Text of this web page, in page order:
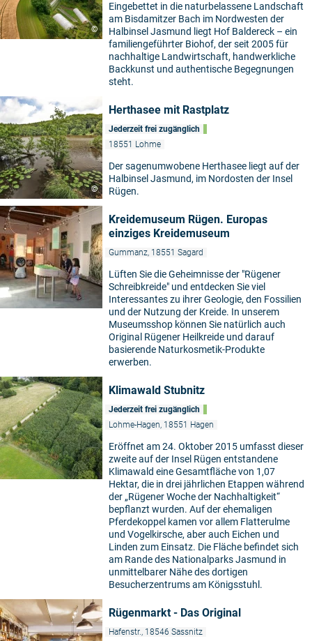
©
Eingebettet in die naturbelassene Landschaft
am Bisdamitzer Bach im Nordwesten der
Halbinsel Jasmund liegt Hof Baldereck – ein
familiengeführter Biohof, der seit 2005 für
nachhaltige Landwirtschaft, handwerkliche
Backkunst und authentische Begegnungen
steht.
©
Herthasee mit Rastplatz
Jederzeit frei zugänglich
18551 Lohme
Der sagenumwobene Herthasee liegt auf der
Halbinsel Jasmund, im Nordosten der Insel
Rügen.
Kreidemuseum Rügen. Europas
einziges Kreidemuseum
Gummanz, 18551 Sagard
Lüften Sie die Geheimnisse der "Rügener
Schreibkreide" und entdecken Sie viel
Interessantes zu ihrer Geologie, den Fossilien
und der Nutzung der Kreide. In unserem
Museumsshop können Sie natürlich auch
Original Rügener Heilkreide und darauf
basierende Naturkosmetik-Produkte
erwerben.
Klimawald Stubnitz
Jederzeit frei zugänglich
Lohme-Hagen, 18551 Hagen
Eröffnet am 24. Oktober 2015 umfasst dieser
zweite auf der Insel Rügen entstandene
Klimawald eine Gesamtfläche von 1,07
Hektar, die in drei jährlichen Etappen während
der „Rügener Woche der Nachhaltigkeit“
bepflanzt wurden. Auf der ehemaligen
Pferdekoppel kamen vor allem Flatterulme
und Vogelkirsche, aber auch Eichen und
Linden zum Einsatz. Die Fläche befindet sich
am Rande des Nationalparks Jasmund in
unmittelbarer Nähe des dortigen
Besucherzentrums am Königsstuhl.
Rügenmarkt - Das Original
Hafenstr., 18546 Sassnitz